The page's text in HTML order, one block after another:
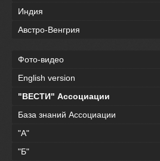
Индия
Австро-Венгрия
Фото-видео
English version
"ВЕСТИ" Ассоциации
База знаний Ассоциации
"А"
"Б"